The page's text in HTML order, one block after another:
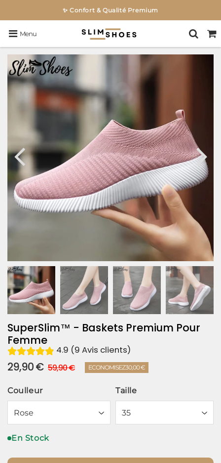
🎁 Cadeau Offert à partir de 79€
Menu
SuperSlim™ - Baskets Premium Pour
Femme
4.9 (9 Avis clients)
29,90 € 59,90 €
Prix
59,90
Prix
29,90
Unit
ECONOMISEZ30,00 €
Coulleur Taille
En Stock